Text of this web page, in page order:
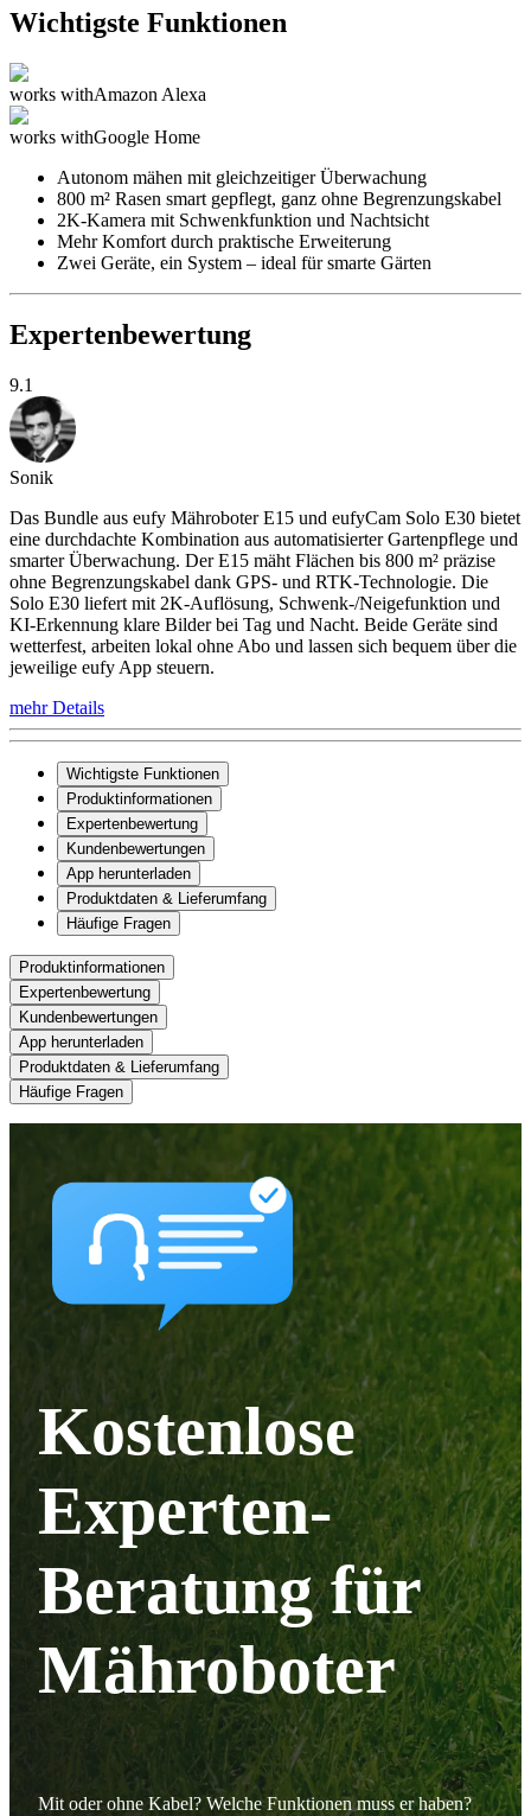
Wichtigste Funktionen
works withAmazon Alexa
works withGoogle Home
Autonom mähen mit gleichzeitiger Überwachung
800 m² Rasen smart gepflegt, ganz ohne Begrenzungskabel
2K-Kamera mit Schwenkfunktion und Nachtsicht
Mehr Komfort durch praktische Erweiterung
Zwei Geräte, ein System – ideal für smarte Gärten
Expertenbewertung
9.1
Sonik
Das Bundle aus eufy Mähroboter E15 und eufyCam Solo E30 bietet
eine durchdachte Kombination aus automatisierter Gartenpflege und
smarter Überwachung. Der E15 mäht Flächen bis 800 m² präzise
ohne Begrenzungskabel dank GPS- und RTK-Technologie. Die
Solo E30 liefert mit 2K-Auflösung, Schwenk-/Neigefunktion und
KI-Erkennung klare Bilder bei Tag und Nacht. Beide Geräte sind
wetterfest, arbeiten lokal ohne Abo und lassen sich bequem über die
jeweilige eufy App steuern.
mehr Details
Wichtigste Funktionen
Produktinformationen
Expertenbewertung
Kundenbewertungen
App herunterladen
Produktdaten & Lieferumfang
Häufige Fragen
Produktinformationen
Expertenbewertung
Kundenbewertungen
App herunterladen
Produktdaten & Lieferumfang
Häufige Fragen
Kostenlose
Experten-
Beratung für
Mähroboter
Mit oder ohne Kabel? Welche Funktionen muss er haben?